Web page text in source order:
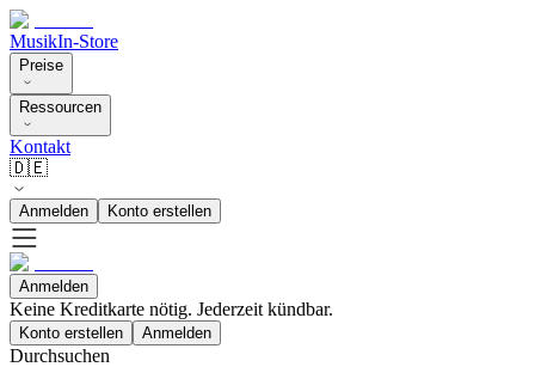
MusikIn-Store
Preise
Ressourcen
Kontakt
🇩🇪
Anmelden Konto erstellen
Anmelden
Keine Kreditkarte nötig. Jederzeit kündbar.
Konto erstellen Anmelden
Durchsuchen